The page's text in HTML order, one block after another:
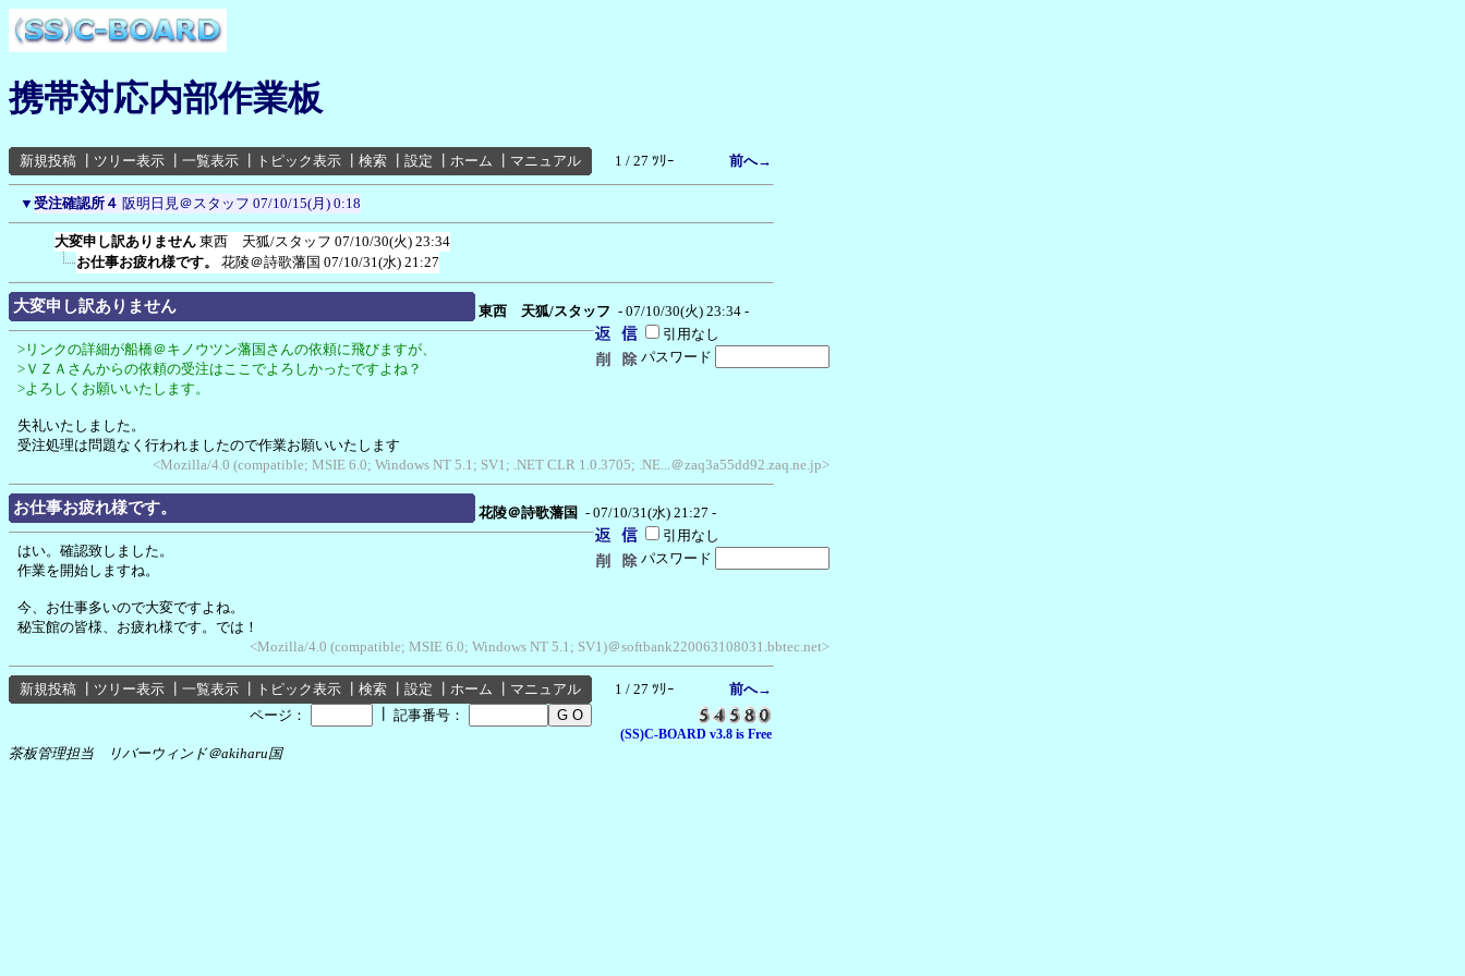
携帯対応内部作業板
新規投稿 ツリー表示 一覧表示 トピック表示 検索 設定 ホーム マニュアル 1 / 27 ﾂﾘｰ 前へ→
▼ 受注確認所４ 阪明日見＠スタッフ 07/10/15(月) 0:18
大変申し訳ありません 東西 天狐/スタッフ 07/10/30(火) 23:34
お仕事お疲れ様です。
花陵＠詩歌藩国 07/10/31(水) 21:27
大変申し訳ありません 東西 天狐/スタッフ - 07/10/30(火) 23:34 -
引用なし
パスワード
>リンクの詳細が船橋＠キノウツン藩国さんの依頼に飛びますが、
>ＶＺＡさんからの依頼の受注はここでよろしかったですよね？
>よろしくお願いいたします。
失礼いたしました。
受注処理は問題なく行われましたので作業お願いいたします
<Mozilla/4.0 (compatible; MSIE 6.0; Windows NT 5.1; SV1; .NET CLR 1.0.3705; .NE...＠zaq3a55dd92.zaq.ne.jp>
お仕事お疲れ様です。 花陵＠詩歌藩国 - 07/10/31(水) 21:27 -
引用なし
パスワード
はい。確認致しました。
作業を開始しますね。
今、お仕事多いので大変ですよね。
秘宝館の皆様、お疲れ様です。では！
<Mozilla/4.0 (compatible; MSIE 6.0; Windows NT 5.1; SV1)＠softbank220063108031.bbtec.net>
新規投稿 ツリー表示 一覧表示 トピック表示 検索 設定 ホーム マニュアル 1 / 27 ﾂﾘｰ
前へ→
ページ：
記事番号：
(SS)C-BOARD v3.8 is Free
茶板管理担当 リバーウィンド＠akiharu国